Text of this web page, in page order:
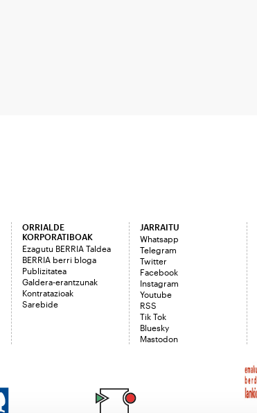
ORRIALDE
KORPORATIBOAK
Ezagutu BERRIA Taldea
BERRIA berri bloga
Publizitatea
Galdera-erantzunak
Kontratazioak
Sarebide
JARRAITU
Whatsapp
Telegram
Twitter
Facebook
Instagram
Youtube
RSS
Tik Tok
Bluesky
Mastodon